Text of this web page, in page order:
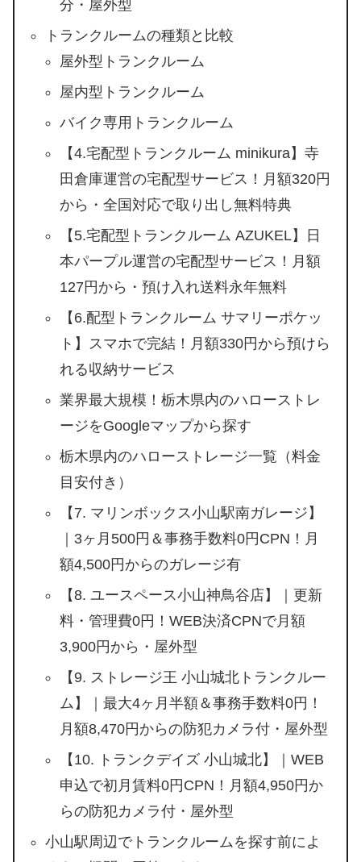
分・屋外型
トランクルームの種類と比較
屋外型トランクルーム
屋内型トランクルーム
バイク専用トランクルーム
【4.宅配型トランクルーム minikura】寺
田倉庫運営の宅配型サービス！月額320円
から・全国対応で取り出し無料特典
【5.宅配型トランクルーム AZUKEL】日
本パープル運営の宅配型サービス！月額
127円から・預け入れ送料永年無料
【6.配型トランクルーム サマリーポケッ
ト】スマホで完結！月額330円から預けら
れる収納サービス
業界最大規模！栃木県内のハローストレ
ージをGoogleマップから探す
栃木県内のハローストレージ一覧（料金
目安付き）
【7. マリンボックス小山駅南ガレージ】
｜3ヶ月500円＆事務手数料0円CPN！月
額4,500円からのガレージ有
【8. ユースペース小山神鳥谷店】｜更新
料・管理費0円！WEB決済CPNで月額
3,900円から・屋外型
【9. ストレージ王 小山城北トランクルー
ム】｜最大4ヶ月半額＆事務手数料0円！
月額8,470円からの防犯カメラ付・屋外型
【10. トランクデイズ 小山城北】｜WEB
申込で初月賃料0円CPN！月額4,950円か
らの防犯カメラ付・屋外型
小山駅周辺でトランクルームを探す前によ